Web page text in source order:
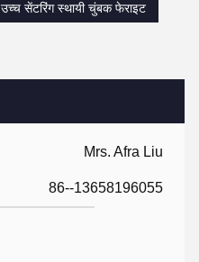
Mrs. Afra Liu
86--13658196055
उच्च सेंटरिंग स्थायी चुंबक फेराइट